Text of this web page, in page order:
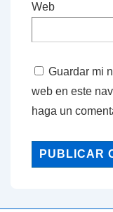
Web
Guardar mi
web en este
haga un